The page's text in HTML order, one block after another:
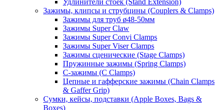
Удлинители стоек (Stand Extension)
Зажимы, клипсы и струбцины (Couplers & Clamps)
Зажимы для труб ø48-50мм
Зажимы Super Claw
Зажимы Super Convi Clamps
Зажимы Super Viser Clamps
Зажимы сценические (Stage Clamps)
Пружинные зажимы (Spring Clamps)
С-зажимы (C Clamps)
Цепные и гафферские зажимы (Chain Clamps
& Gaffer Grip)
Сумки, кейсы, подставки (Apple Boxes, Bags &
Boxes)